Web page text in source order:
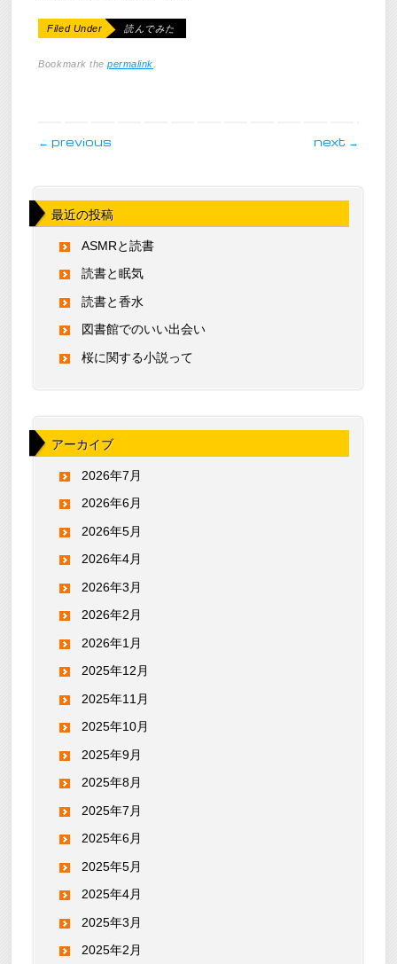
Filed Under 読んでみた
Bookmark thepermalink.
post navigation
← previous next →
最近の投稿
ASMRと読書
読書と眠気
読書と香水
図書館でのいい出会い
桜に関する小説って
アーカイブ
2026年7月
2026年6月
2026年5月
2026年4月
2026年3月
2026年2月
2026年1月
2025年12月
2025年11月
2025年10月
2025年9月
2025年8月
2025年7月
2025年6月
2025年5月
2025年4月
2025年3月
2025年2月